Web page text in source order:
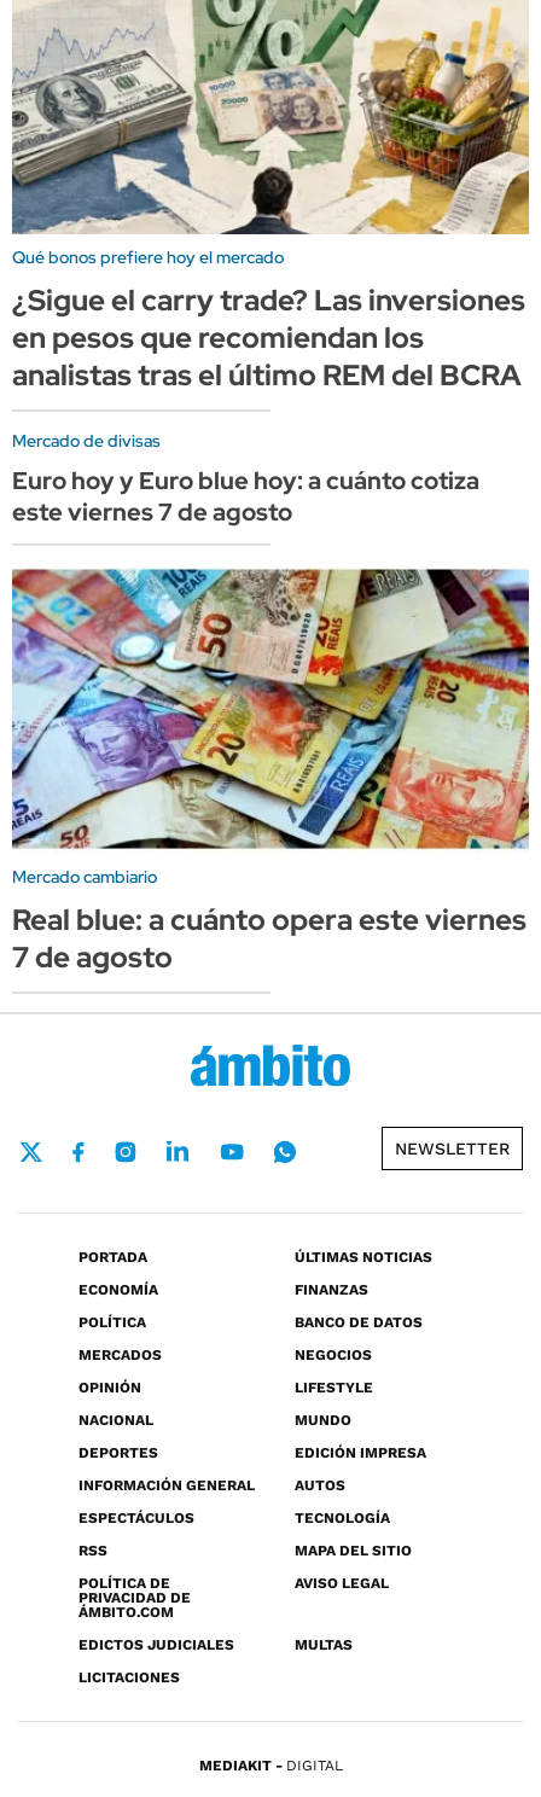
Qué bonos prefiere hoy el mercado
¿Sigue el carry trade? Las inversiones
en pesos que recomiendan los
analistas tras el último REM del BCRA
Mercado de divisas
Euro hoy y Euro blue hoy: a cuánto cotiza
este viernes 7 de agosto
Mercado cambiario
Real blue: a cuánto opera este viernes
7 de agosto
NEWSLETTER
PORTADA
ÚLTIMAS NOTICIAS
ECONOMÍA
FINANZAS
POLÍTICA
BANCO DE DATOS
MERCADOS
NEGOCIOS
OPINIÓN
LIFESTYLE
NACIONAL
MUNDO
DEPORTES
EDICIÓN IMPRESA
INFORMACIÓN GENERAL
AUTOS
ESPECTÁCULOS
TECNOLOGÍA
RSS
MAPA DEL SITIO
POLÍTICA DE
PRIVACIDAD DE
ÁMBITO.COM
AVISO LEGAL
EDICTOS JUDICIALES
MULTAS
LICITACIONES
MEDIAKIT DIGITAL